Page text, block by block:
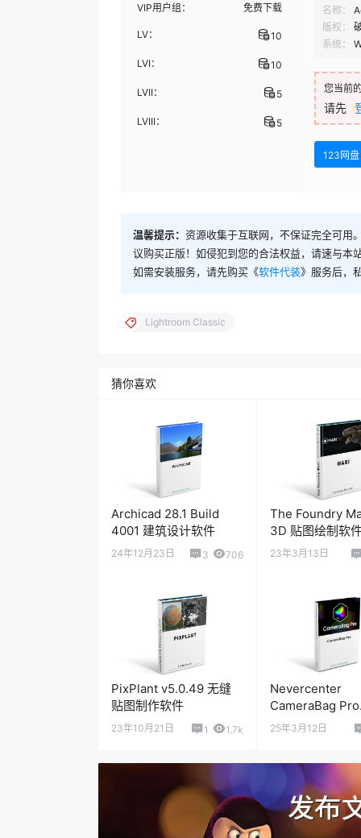
Adobe Lightroom Classic 2025 v14.3
Adobe Lightroom Classic 2025 v14.2.0
Adobe Lightroom Classic 2025 v14.1.0 CE
Adobe Lightroom Classic 2025 v14.0.1
Adobe Lightroom Classic 2025 v14.0.1 CE
Adobe Lightroom Classic 2024 v13.5.1
Adobe Lightroom Classic 2024 v13.5.0
Adobe Lightroom Classic 2024 v13.3.1
Adobe Lightroom Classic 2023 v12.4.0
Adobe Lightroom Classic 2023 v12.3.0
Adobe Lightroom Classic 2023 v12.2.1
Adobe Lightroom Classic 2021 10.3.0
Adobe Lightroom Classic 2021 10.2.0
VIP用户组： 免费下载
LV： 10
LVI： 10
LVII： 5
LVIII： 5
名称：
版权：
系统：
您当前
请先
123网盘
温馨提示： 资源收集于互联网，不保证完全可用
议购买正版！如侵犯到您的合法权益，请速与本
如需安装服务，请先购买《软件代装》服务后，
Lightroom Classic
猜你喜欢
Archicad 28.1 Build
4001 建筑设计软件
24年12月23日 3 706
The Foundry
3D 贴图绘制软
23年3月13日
PixPlant v5.0.49 无缝
贴图制作软件
23年10月21日 1 1.7k
Nevercenter
CameraBag Pro
v2025.0.3 图像
25年3月12日